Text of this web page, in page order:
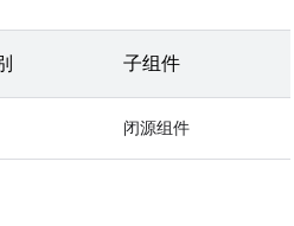
子组件
闭源组件